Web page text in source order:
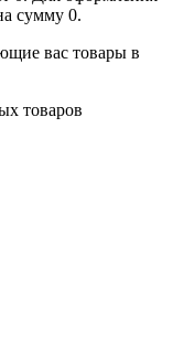
сумму 0.
вас товары в
товаров